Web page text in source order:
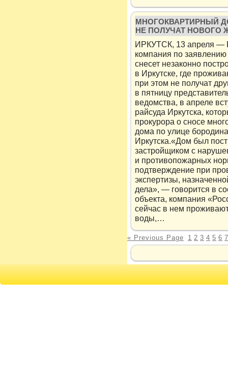
МНОГОКВАРТИРНЫЙ
НЕ ПОЛУЧАТ НОВОГО
ИРКУТСК, 13 апреля —
компания по заявлению
снесет незаконно
в Иркутске, где
при этом не получат
в пятницу
ведомства, в апреле
райсуда Иркутска,
прокурора о сносе
дома по улице
Иркутска.«Дом был
застройщиком с
и противопожарных
подтверждение при
экспертизы,
дела», — говорится в
объекта, компания
сейчас в нем
воды,…
« Previous Page 1 2 3 4 5 6 7